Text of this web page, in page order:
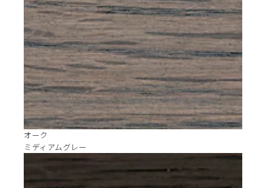
オーク
ミディアムグレー